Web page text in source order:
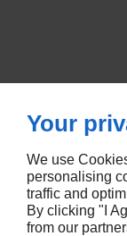
Your
We use
personalising
traffic and
By clicking "I
from our